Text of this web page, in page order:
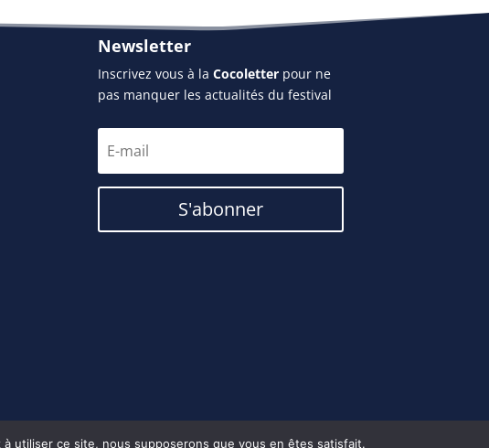
Newsletter
Inscrivez vous à la Cocoletterpour ne
pas manquer les actualités du festival
S'abonner
utiliser ce site, nous supposerons que vous en êtes satisfait.